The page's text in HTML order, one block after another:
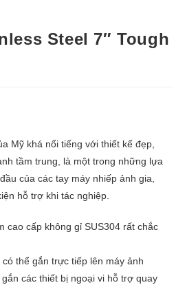
Steel 7″ Tough
Mỹ khá nổi tiếng với thiết kế đẹp,
tầm trung, là một trong những lựa
của các tay máy nhiếp ảnh gia,
hỗ trợ khi tác nghiệp.
cao cấp không gỉ SUS304 rất chắc
thể gắn trực tiếp lên máy ảnh
các thiết bị ngoại vi hỗ trợ quay